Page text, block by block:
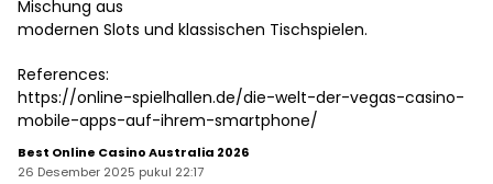
Mischung aus
modernen Slots und klassischen Tischspielen.
References:
https://online-spielhallen.de/die-welt-der-vegas-casino-
mobile-apps-auf-ihrem-smartphone/
Best Online Casino Australia 2026
26 Desember 2025 pukul 22:17